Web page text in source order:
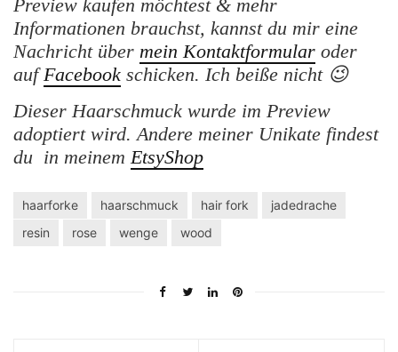
Preview kaufen möchtest & mehr
Informationen brauchst, kannst du mir eine
Nachricht über mein Kontaktformular oder
aufFacebook schicken. Ich beiße nicht 😉
Dieser Haarschmuck wurde im Preview
adoptiert wird. Andere meiner Unikate findest
du in meinemEtsyShop
haarforke haarschmuck hair fork
jadedrache
resin
rose wenge wood